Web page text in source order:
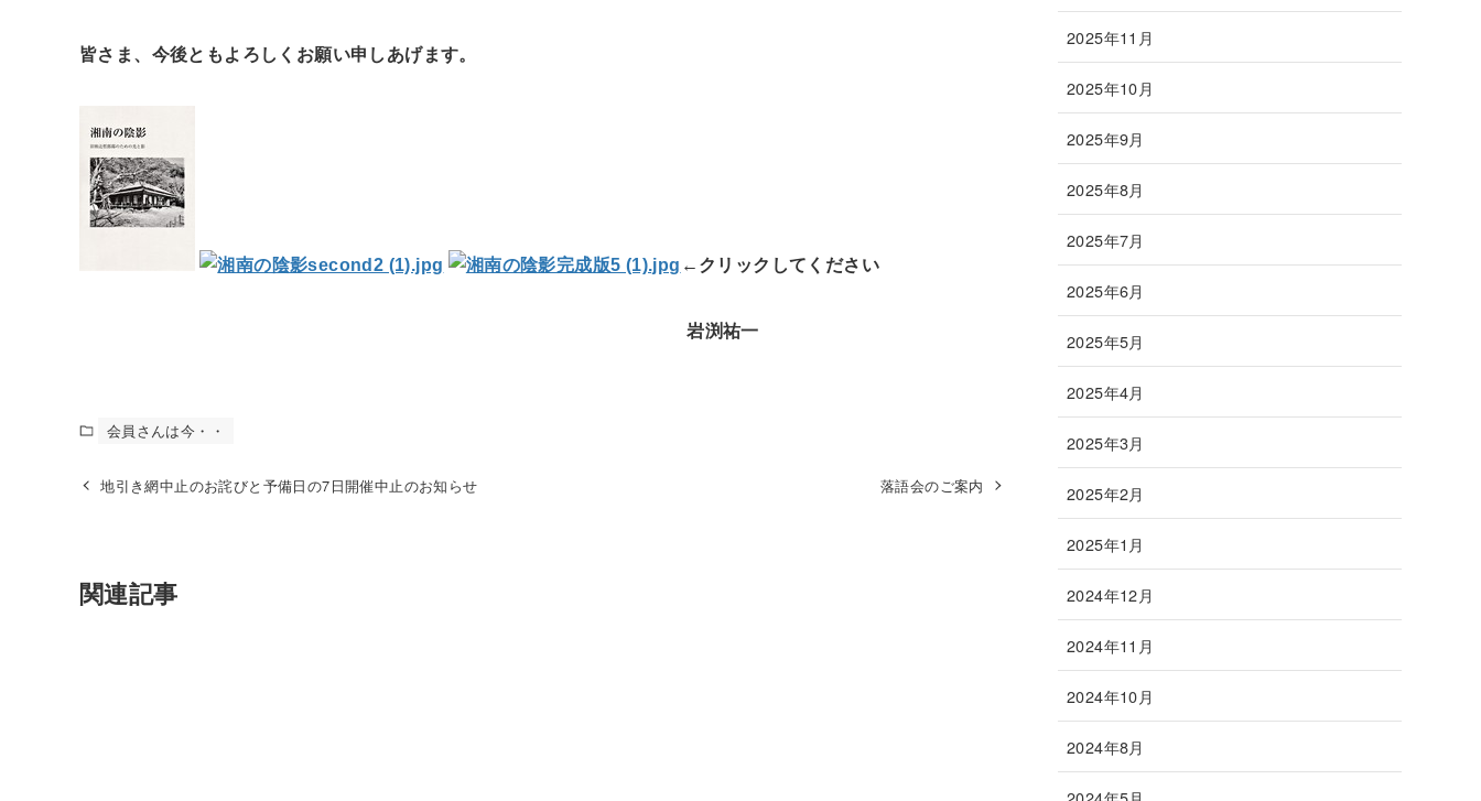
皆さま、今後ともよろしくお願い申しあげます。
←クリックしてください
岩渕祐一
会員さんは今・・
地引き網中止のお詫びと予備日の7日開催中止のお知らせ 落語会のご案内
関連記事
2025年11月
2025年10月
2025年9月
2025年8月
2025年7月
2025年6月
2025年5月
2025年4月
2025年3月
2025年2月
2025年1月
2024年12月
2024年11月
2024年10月
2024年8月